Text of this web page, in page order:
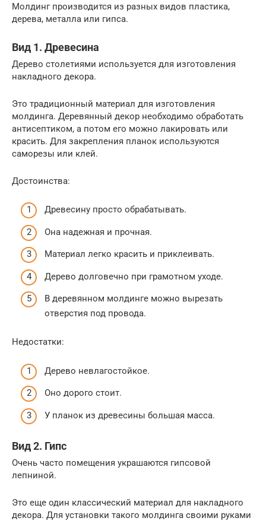
Молдинг производится из разных видов пластика,
дерева, металла или гипса.
Вид 1. Древесина
Дерево столетиями используется для изготовления
накладного декора.
Это традиционный материал для изготовления
молдинга. Деревянный декор необходимо обработать
антисептиком, а потом его можно лакировать или
красить. Для закрепления планок используются
саморезы или клей.
Достоинства:
Древесину просто обрабатывать.
Она надежная и прочная.
Материал легко красить и приклеивать.
Дерево долговечно при грамотном уходе.
В деревянном молдинге можно вырезать
отверстия под провода.
Недостатки:
Дерево невлагостойкое.
Оно дорого стоит.
У планок из древесины большая масса.
Вид 2. Гипс
Очень часто помещения украшаются гипсовой
лепниной.
Это еще один классический материал для накладного
декора. Для установки такого молдинга своими руками